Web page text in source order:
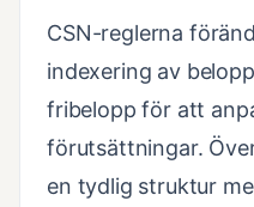
CSN-reglerna
indexering av
fribelopp för att
förutsättningar.
en tydlig struktur